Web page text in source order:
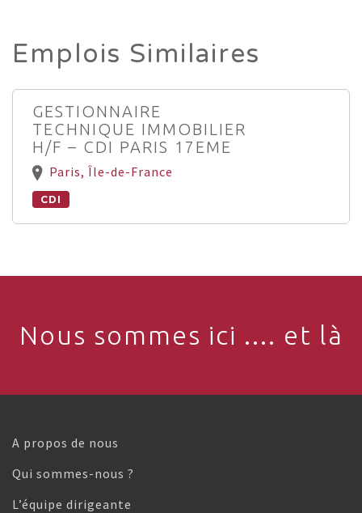
Emplois Similaires
GESTIONNAIRE
TECHNIQUE IMMOBILIER
H/F – CDI PARIS 17EME
Paris, Île-de-France
CDI
Nous sommes ici .... et là
A propos de nous
Qui sommes-nous ?
L’équipe dirigeante